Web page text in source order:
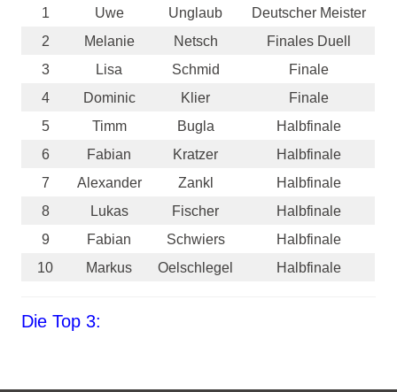
1
Uwe Unglaub
Deutscher Meister
2
Melanie Netsch
Finales Duell
3
Lisa Schmid
Finale
4
Dominic Klier
Finale
5
Timm Bugla
Halbfinale
6
Fabian Kratzer
Halbfinale
7
Alexander Zankl
Halbfinale
8
Lukas Fischer
Halbfinale
9
Fabian Schwiers
Halbfinale
10
Markus Oelschlegel Halbfinale
Die Top 3: